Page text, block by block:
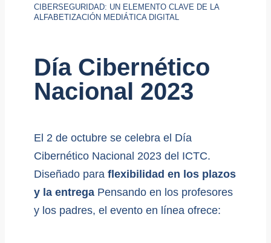
CIBERSEGURIDAD: UN ELEMENTO CLAVE DE LA
ALFABETIZACIÓN MEDIÁTICA DIGITAL
Día Cibernético
Nacional 2023
El 2 de octubre se celebra el Día
Cibernético Nacional 2023 del ICTC.
Diseñado para flexibilidad en los plazos
y la entrega Pensando en los profesores
y los padres, el evento en línea ofrece: